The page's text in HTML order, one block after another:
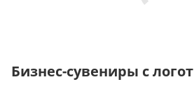
Бизнес-сувениры с